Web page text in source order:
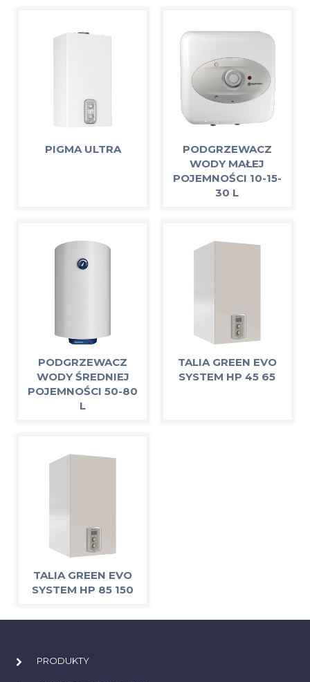
PIGMA ULTRA
PODGRZEWACZ
WODY MAŁEJ
POJEMNOŚCI 10-15-
30 L
PODGRZEWACZ
WODY ŚREDNIEJ
POJEMNOŚCI 50-80
L
TALIA GREEN EVO
SYSTEM HP 45 65
TALIA GREEN EVO
SYSTEM HP 85 150
PRODUKTY